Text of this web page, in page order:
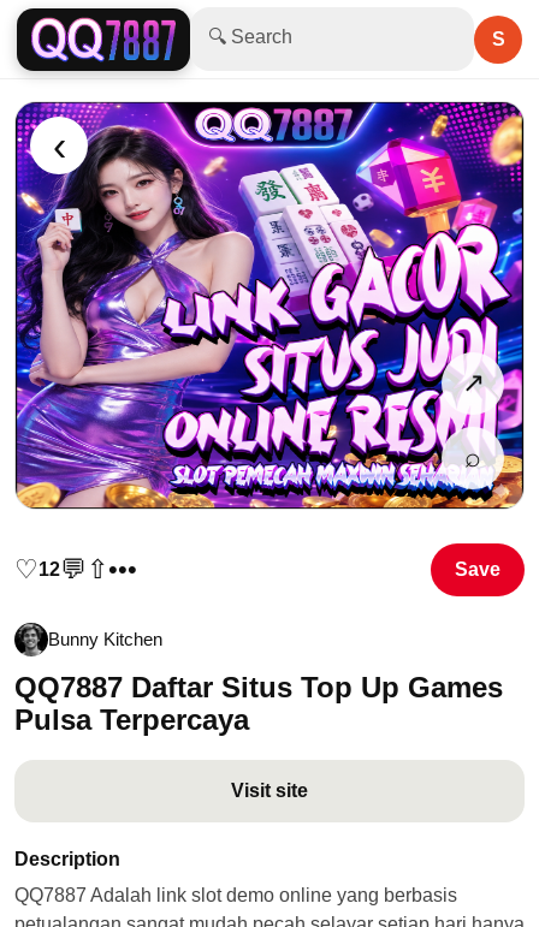
🔍 Search S
‹
↗
⌕
♡12💬 ⇧••• Save
Bunny Kitchen
QQ7887 Daftar Situs Top Up Games
Pulsa Terpercaya
Visit site
Description
QQ7887 Adalah link slot demo online yang berbasis